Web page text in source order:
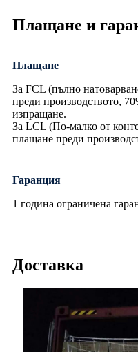
Плащане и
Плащане
За FCL (пълно
преди производството,
изпращане.
За LCL (По-малко от
плащане преди
Гаранция
1 година ограничена
Доставка